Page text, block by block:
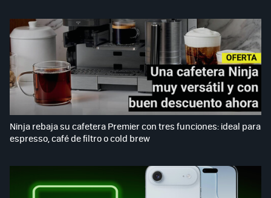
Ninja rebaja su cafetera Premier con tres funciones: ideal para
espresso, café de filtro o cold brew